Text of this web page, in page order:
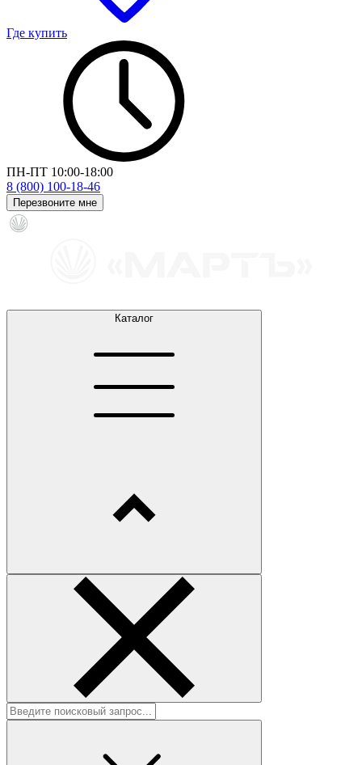
Где купить
ПН-ПТ 10:00-18:00
8 (800) 100-18-46
Перезвоните мне
Каталог